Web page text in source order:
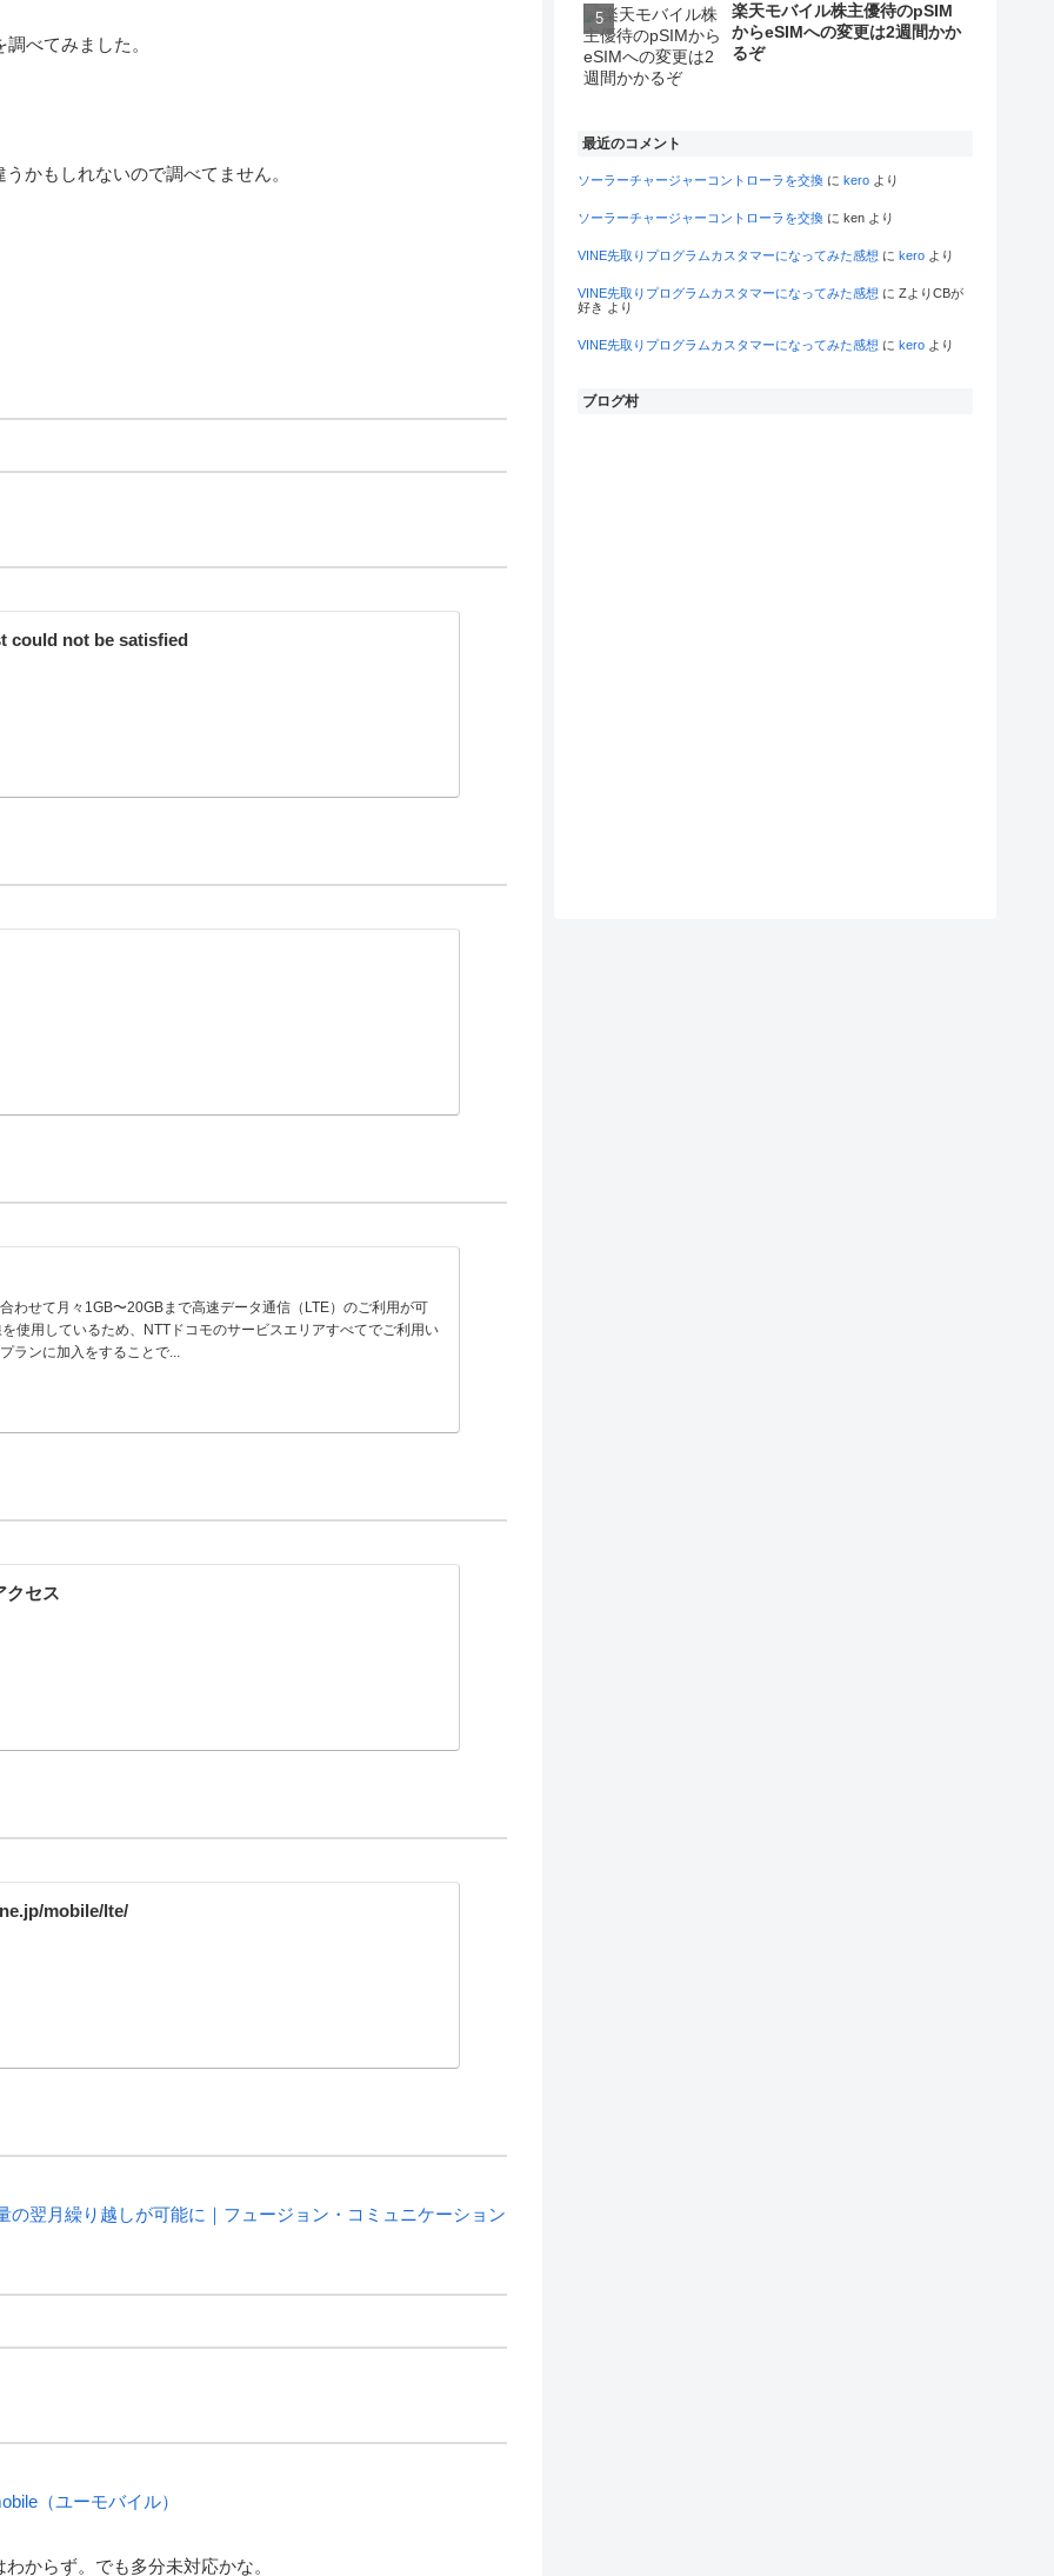
べてみました。
かもしれないので調べてません。
could not be satisfied
わせて月々1GB〜20GBまで高速データ通信（LTE）のご利用が可
使用しているため、NTTドコモのサービスエリアすべてでご利用い
ランに加入をすることで...
クセス
mobile/lte/
翌月繰り越しが可能に｜フュージョン・コミュニケーション
（ユーモバイル）
からず。でも多分未対応かな。
楽天モバイル株主優待のpSIM
からeSIMへの変更は2週間かか
るぞ
最近のコメント
ソーラーチャージャーコントローラを交換 に kero より
ソーラーチャージャーコントローラを交換 に ken より
VINE先取りプログラムカスタマーになってみた感想 に kero より
VINE先取りプログラムカスタマーになってみた感想 に ZよりCBが
好き より
VINE先取りプログラムカスタマーになってみた感想 に kero より
ブログ村